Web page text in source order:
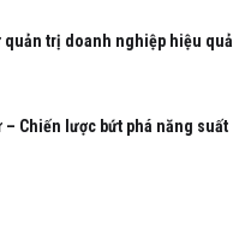
quản trị doanh nghiệp hiệu quả
– Chiến lược bứt phá năng suất